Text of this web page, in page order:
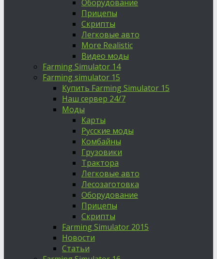
Оборудование
Прицепы
Скрипты
Легковые авто
More Realistic
Видео моды
Farming Simulator 14
Farming simulator 15
Купить Farming Simulator 15
Наш сервер 24/7
Моды
Карты
Русские моды
Комбайны
Грузовики
Трактора
Легковые авто
Лесозаготовка
Оборудование
Прицепы
Скрипты
Farming Simulator 2015
Новости
Статьи